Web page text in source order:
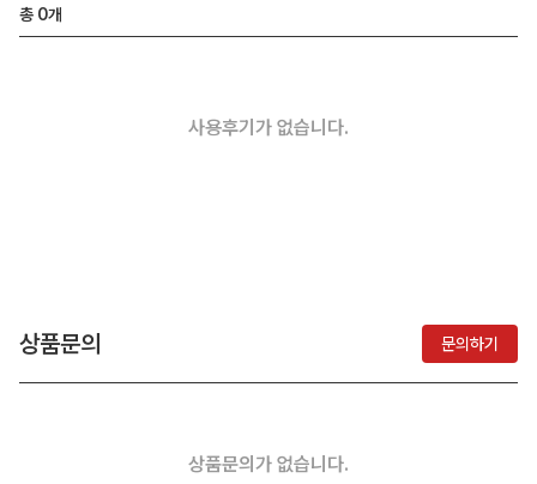
총 0개
사용후기가 없습니다.
상품문의 문의하기
상품문의가 없습니다.